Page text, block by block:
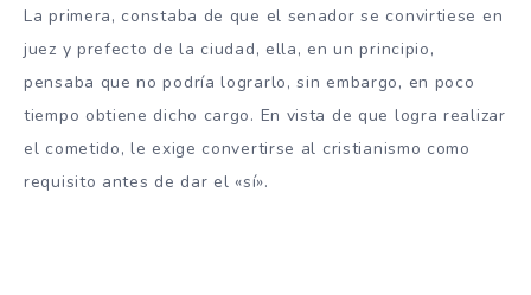
La primera, constaba de que el senador se convirtiese en
juez y prefecto de la ciudad, ella, en un principio,
pensaba que no podría lograrlo, sin embargo, en poco
tiempo obtiene dicho cargo. En vista de que logra realizar
el cometido, le exige convertirse al cristianismo como
requisito antes de dar el «sí».